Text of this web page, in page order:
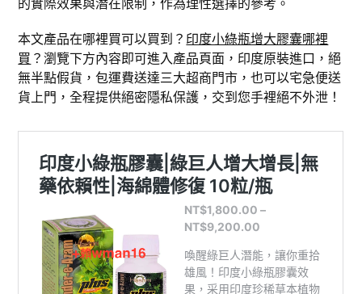
本文產品在哪裡買可以買到？ 印度小綠瓶增大膠囊哪裡
買 ？瀏覽下方內容即可進入產品頁面，印度原裝進口，絕
無半點假貨，包運費送達三大超商門市，也可以宅急便送
貨上門，全程提供絕密隱私保護，交到您手裡絕不外泄！